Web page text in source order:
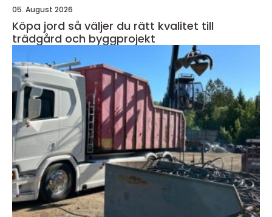
05. August 2026
Köpa jord så väljer du rätt kvalitet till
trädgård och byggprojekt